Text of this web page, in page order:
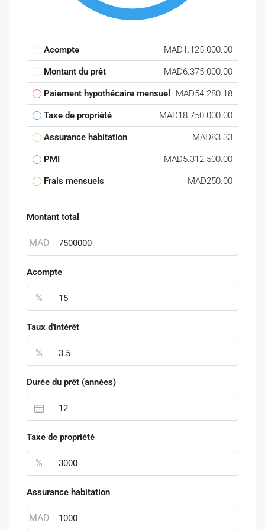
Acompte MAD1.125.000.00
Montant du prêt MAD6.375.000.00
Paiement hypothécaire mensuel MAD54.280.18
Taxe de propriété MAD18.750.000.00
Assurance habitation MAD83.33
PMI MAD5.312.500.00
Frais mensuels MAD250.00
Montant total
MAD
Acompte
%
Taux d'intérêt
%
Durée du prêt (années)
Taxe de propriété
%
Assurance habitation
MAD